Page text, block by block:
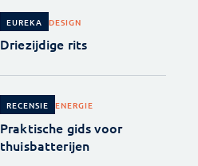
EUREKA DESIGN
Driezijdige rits
RECENSIE ENERGIE
Praktische gids voor
thuisbatterijen